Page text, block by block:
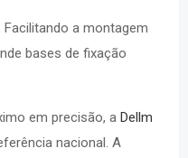
Facilitando a montagem
bases de fixação
em precisão, a Dellm
nacional. A